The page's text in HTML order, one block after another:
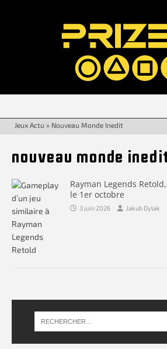
Jeux Actu » Nouveau Monde Inedit
nouveau monde
Rayman Legends
le 1er octobre
3 juin 2026 Jakub Dylak